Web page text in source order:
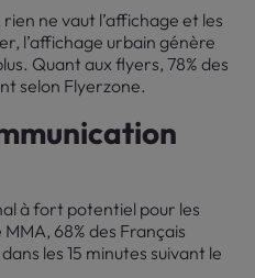
ne vaut l’affichage et les
l’affichage urbain génère
Quant aux flyers, 78% des
selon Flyerzone.
à fort potentiel pour les
68% des Français
les 15 minutes suivant le